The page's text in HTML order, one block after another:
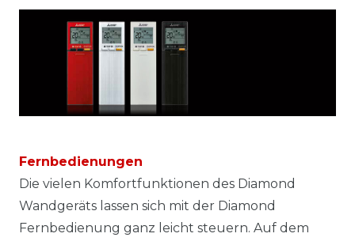
Fernbedienungen
Die vielen Komfortfunktionen des Diamond
Wandgeräts lassen sich mit der Diamond
Fernbedienung ganz leicht steuern. Auf dem